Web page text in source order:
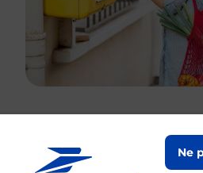
Ne
Boîte aux lettres La
Le lien s'ouvre dans un nouvel onglet